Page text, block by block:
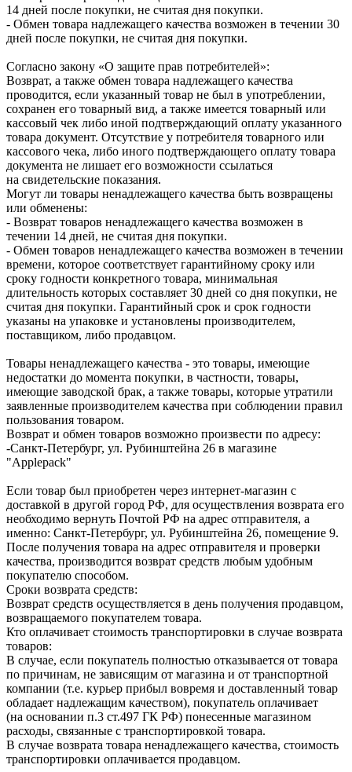
14 дней после покупки, не считая дня покупки.
- Обмен товара надлежащего качества возможен в течении 30
дней после покупки, не считая дня покупки.
Согласно закону «О защите прав потребителей»:
Возврат, а также обмен товара надлежащего качества
проводится, если указанный товар не был в употреблении,
сохранен его товарный вид, а также имеется товарный или
кассовый чек либо иной подтверждающий оплату указанного
товара документ. Отсутствие у потребителя товарного или
кассового чека, либо иного подтверждающего оплату товара
документа не лишает его возможности ссылаться
на свидетельские показания.
Могут ли товары ненадлежащего качества быть возвращены
или обменены:
- Возврат товаров ненадлежащего качества возможен в
течении 14 дней, не считая дня покупки.
- Обмен товаров ненадлежащего качества возможен в течении
времени, которое соответствует гарантийному сроку или
сроку годности конкретного товара, минимальная
длительность которых составляет 30 дней со дня покупки, не
считая дня покупки. Гарантийный срок и срок годности
указаны на упаковке и установлены производителем,
поставщиком, либо продавцом.
Товары ненадлежащего качества - это товары, имеющие
недостатки до момента покупки, в частности, товары,
имеющие заводской брак, а также товары, которые утратили
заявленные производителем качества при соблюдении правил
пользования товаром.
Возврат и обмен товаров возможно произвести по адресу:
-Санкт-Петербург, ул. Рубинштейна 26 в магазине
"Applepack"
Если товар был приобретен через интернет-магазин с
доставкой в другой город РФ, для осуществления возврата его
необходимо вернуть Почтой РФ на адрес отправителя, а
именно: Санкт-Петербург, ул. Рубинштейна 26, помещение 9.
После получения товара на адрес отправителя и проверки
качества, производится возврат средств любым удобным
покупателю способом.
Сроки возврата средств:
Возврат средств осуществляется в день получения продавцом,
возвращаемого покупателем товара.
Кто оплачивает стоимость транспортировки в случае возврата
товаров:
В случае, если покупатель полностью отказывается от товара
по причинам, не зависящим от магазина и от транспортной
компании (т.е. курьер прибыл вовремя и доставленный товар
обладает надлежащим качеством), покупатель оплачивает
(на основании п.3 ст.497 ГК РФ) понесенные магазином
расходы, связанные с транспортировкой товара.
В случае возврата товара ненадлежащего качества, стоимость
транспортировки оплачивается продавцом.